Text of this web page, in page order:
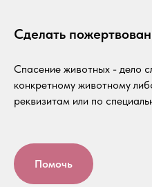
Сделать
Спасение животных - дело
конкретному животному
реквизитам или по
Помочь